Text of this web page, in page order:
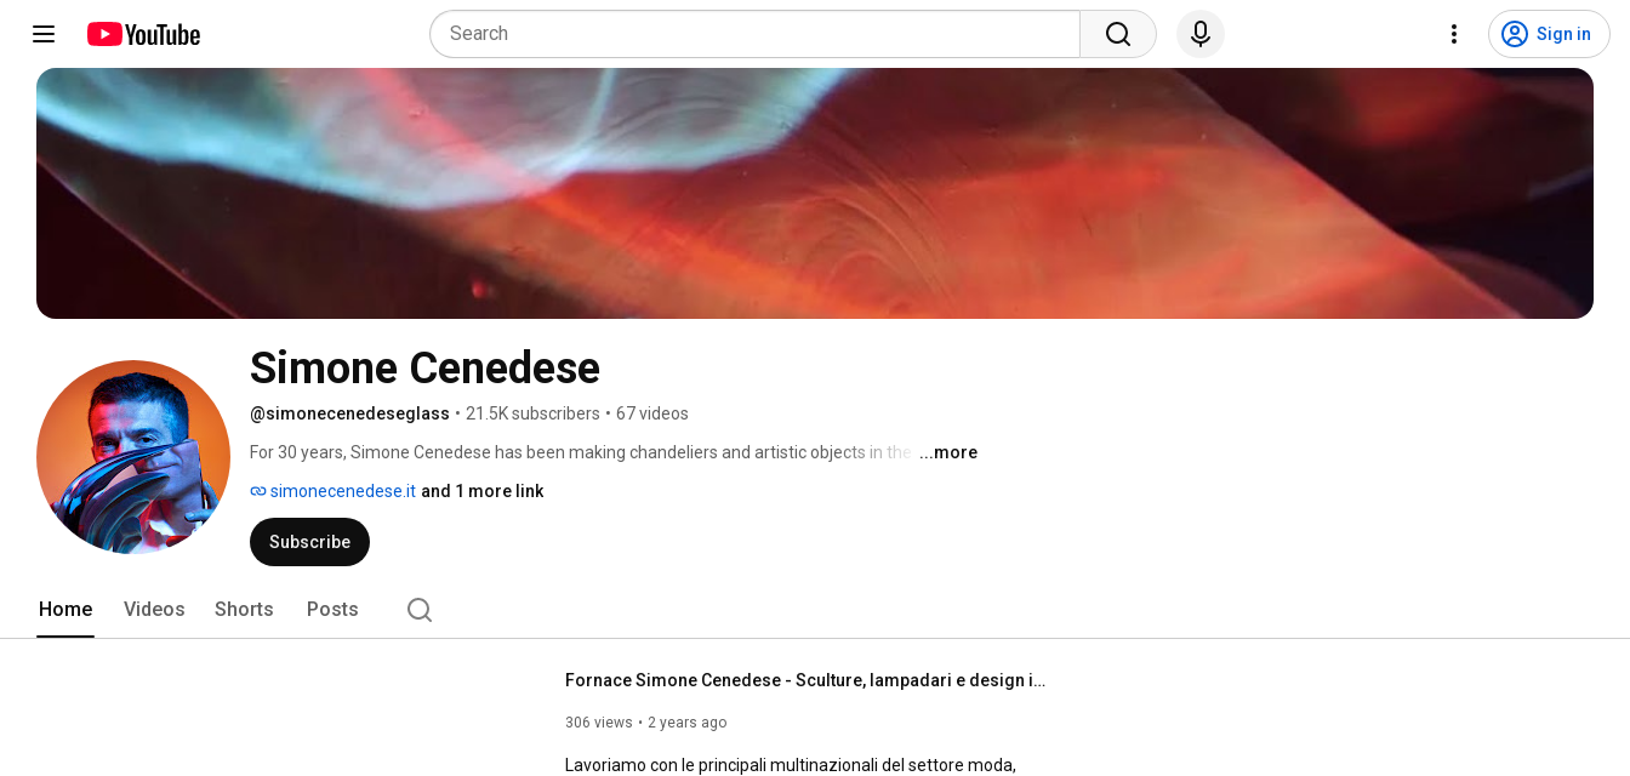
Sign in
Simone Cenedese
@simonecenedeseglass • 21.5K subscribers • 67 videos
For 30 years, Simone Cenedese has been making chandeliers and artistic objects in the
who distinguish themselves for their renewed interest in bringing the glassmaking tradition to
modernity.
...more
simonecenedese.it and 1 more link
Subscribe
Home Videos Shorts Posts
Fornace Simone Cenedese - Sculture, lampadari e design in Vetro di Murano - Made in Italy
306 views 2 years ago
Lavoriamo con le principali multinazionali del settore moda,